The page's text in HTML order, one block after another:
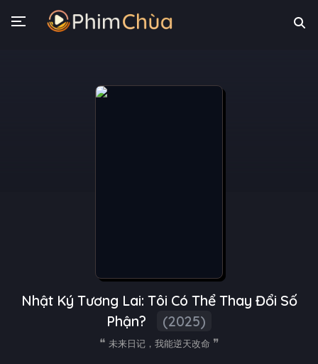
Nhật Ký Tương Lai: Tôi Có Thể Thay Đổi Số
Phận?
(2025)
未来日记，我能逆天改命